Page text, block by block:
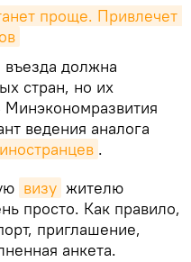
проще. Привлечет
должна
стран, но их
Минэкономразвития
ведения аналога
иностранцев .
визу жителю
просто. Как правило,
приглашение,
анкета.